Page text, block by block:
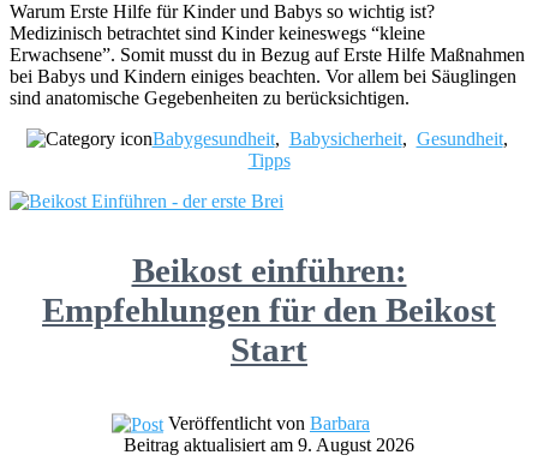
Warum Erste Hilfe für Kinder und Babys so wichtig ist?
Medizinisch betrachtet sind Kinder keineswegs “kleine
Erwachsene”. Somit musst du in Bezug auf Erste Hilfe Maßnahmen
bei Babys und Kindern einiges beachten. Vor allem bei Säuglingen
sind anatomische Gegebenheiten zu berücksichtigen.
Babygesundheit, Babysicherheit, Gesundheit,
Tipps
Beikost einführen:
Empfehlungen für den Beikost
Start
Veröffentlicht von Barbara
Beitrag aktualisiert am 9. August 2026